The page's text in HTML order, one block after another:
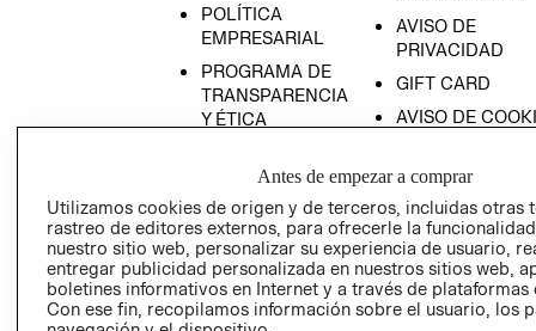
POLÍTICA
EMPRESARIAL
PROGRAMA DE
TRANSPARENCIA
Y ÉTICA
PROGRAMA DE
TRANSPARENCIA
Y ÉTICA (INGLÉS)
AVISO DE
PRIVACIDAD
GIFT CARD
AVISO DE
DE INDUSTRIA Y
COMERCIO - SIC
PETICIONES
QUEJAS Y
RECLAMOS
Antes de empezar a comprar
Utilizamos cookies de origen y de terceros, incluidas otras
rastreo de editores externos, para ofrecerle la
nuestro sitio web, personalizar su experiencia de usuario,
entregar publicidad personalizada en nuestros sitios web,
boletines informativos en Internet y a través de plataformas
Con ese fin, recopilamos información sobre el usuario, los